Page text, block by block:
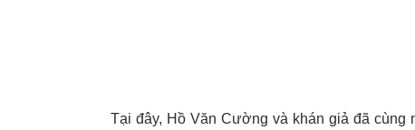
Tại đây, Hồ Văn Cường và khán giả đã cùng